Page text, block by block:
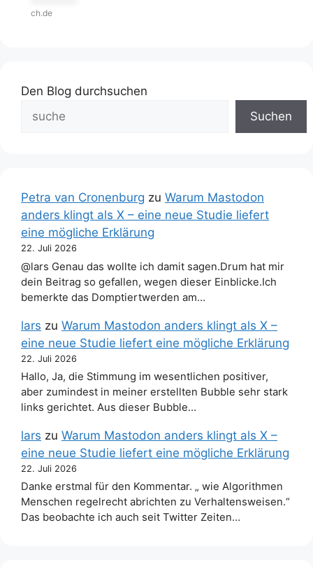
ch.de
Den Blog durchsuchen
Suchen
Petra van Cronenburg zu Warum Mastodon
anders klingt als X – eine neue Studie liefert
eine mögliche Erklärung
22. Juli 2026
@lars Genau das wollte ich damit sagen.Drum hat mir
dein Beitrag so gefallen, wegen dieser Einblicke.Ich
bemerkte das Domptiertwerden am…
lars zu Warum Mastodon anders klingt als X –
eine neue Studie liefert eine mögliche Erklärung
22. Juli 2026
Hallo, Ja, die Stimmung im wesentlichen positiver,
aber zumindest in meiner erstellten Bubble sehr stark
links gerichtet. Aus dieser Bubble…
lars zu Warum Mastodon anders klingt als X –
eine neue Studie liefert eine mögliche Erklärung
22. Juli 2026
Danke erstmal für den Kommentar. „ wie Algorithmen
Menschen regelrecht abrichten zu Verhaltensweisen.“
Das beobachte ich auch seit Twitter Zeiten…